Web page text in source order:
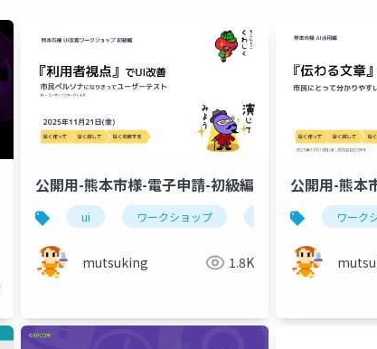
公開用-熊本市様-電子申請-初級編
ui ワークショップ 簡易ペルソナ
mutsuking 1.8K
公開用-熊本
ワーク